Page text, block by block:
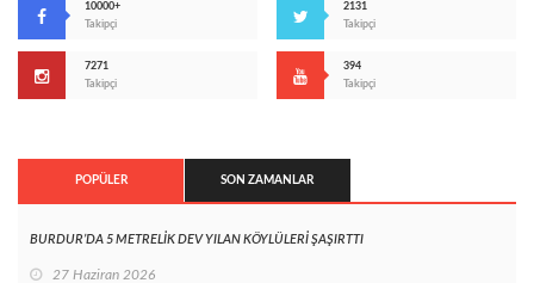
10000+
Takipçi
2131
Takipçi
7271
Takipçi
394
Takipçi
POPÜLER SON ZAMANLAR
BURDUR’DA 5 METRELİK DEV YILAN KÖYLÜLERİ ŞAŞIRTTI
27 Haziran 2026